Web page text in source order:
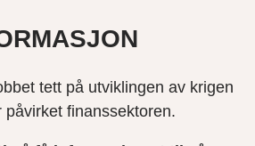
tett på utviklingen av krigen
finanssektoren.